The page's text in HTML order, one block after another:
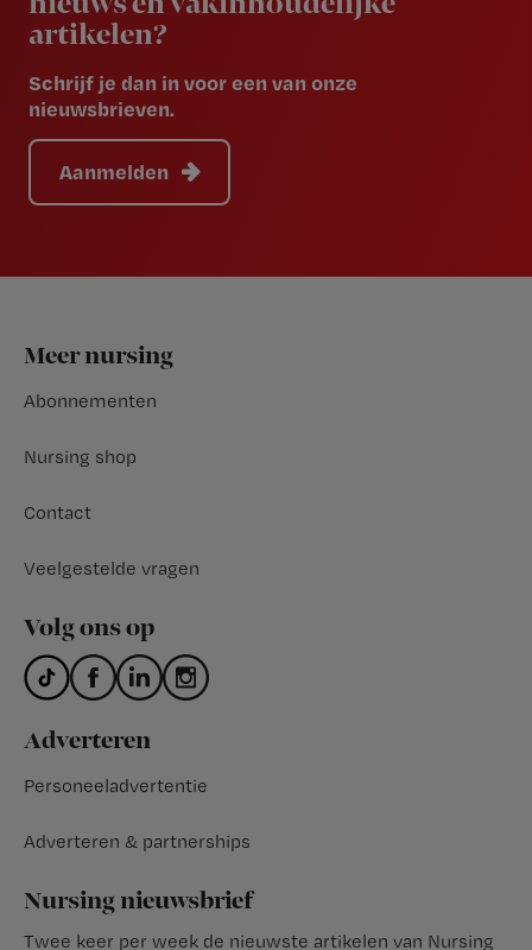
artikelen?
Schrijf je dan in voor een van onze
nieuwsbrieven.
Aanmelden
Footer
Meer nursing
Abonnementen
Nursing shop
Contact
Veelgestelde vragen
Volg ons op
Adverteren
Personeeladvertentie
Adverteren & partnerships
Nursing nieuwsbrief
Twee keer per week de nieuwste artikelen van Nursing